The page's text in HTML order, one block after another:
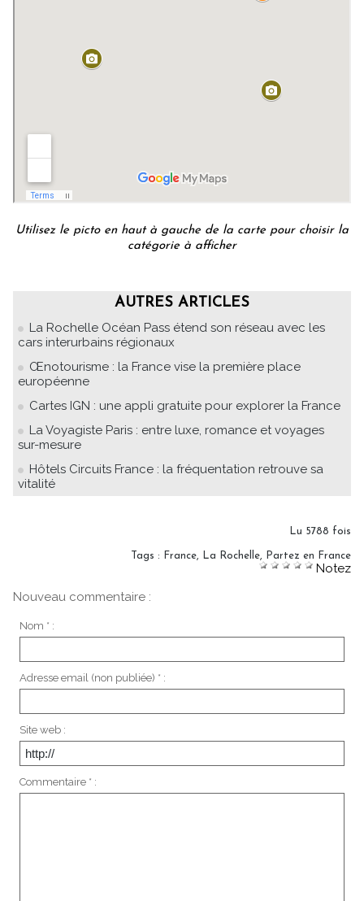
Utilisez le picto en haut à gauche de la carte pour choisir la
catégorie à afficher
AUTRES ARTICLES
La Rochelle Océan Pass étend son réseau avec les
cars interurbains régionaux
Œnotourisme : la France vise la première place
européenne
Cartes IGN : une appli gratuite pour explorer la France
La Voyagiste Paris : entre luxe, romance et voyages
sur-mesure
Hôtels Circuits France : la fréquentation retrouve sa
vitalité
Lu 5788 fois
Tags : France, La Rochelle, Partez en France
Notez
Nouveau commentaire :
Nom * :
Adresse email (non publiée) * :
Site web :
Commentaire * :